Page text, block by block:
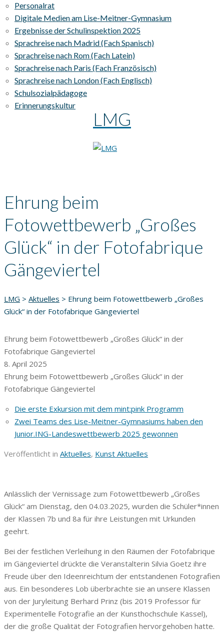
Personalrat
Digitale Medien am Lise-Meitner-Gymnasium
Ergebnisse der Schulinspektion 2025
Sprachreise nach Madrid (Fach Spanisch)
Sprachreise nach Rom (Fach Latein)
Sprachreise nach Paris (Fach Französisch)
Sprachreise nach London (Fach Englisch)
Schulsozialpädagoge
Erinnerungskultur
LMG
Ehrung beim
Fotowettbewerb „Großes
Glück“ in der Fotofabrique
Gängeviertel
LMG > Aktuelles > Ehrung beim Fotowettbewerb „Großes
Glück“ in der Fotofabrique Gängeviertel
Ehrung beim Fotowettbewerb „Großes Glück“ in der
Fotofabrique Gängeviertel
8. April 2025
Ehrung beim Fotowettbewerb „Großes Glück“ in der
Fotofabrique Gängeviertel
Die erste Exkursion mit dem mint:pink Programm
Zwei Teams des Lise-Meitner-Gymnasiums haben den
Junior.ING-Landeswettbewerb 2025 gewonnen
Veröffentlicht in Aktuelles, Kunst Aktuelles
Anlässlich der Vernissage zum Fotowettbewerb „Großes
Glück“ am Dienstag, den 04.03.2025, wurden die Schüler*innen
der Klassen 7b und 8a für ihre Leistungen mit Urkunden
geehrt.
Bei der festlichen Verleihung in den Räumen der Fotofabrique
im Gängeviertel drückte die Veranstalterin Silvia Goetz ihre
Freude über den Ideenreichtum der entstandenen Fotografien
aus. Ein besonderes Lob überbrachte sie an unsere Klassen
von der Juryleitung Berhard Prinz (bis 2019 Professor für
Experimentelle Fotografie an der Kunsthochschule Kassel),
der die große Qualität der Fotografien hervorgehoben hatte.